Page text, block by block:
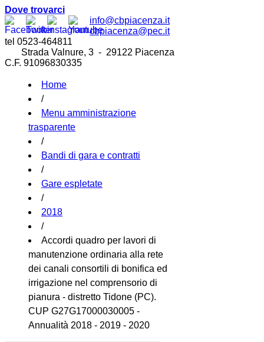
Dove trovarci
info@cbpiacenza.it
cbpiacenza@pec.it
tel 0523-464811
Strada Valnure, 3 - 29122 Piacenza
C.F. 91096830335
Home
/
Menu amministrazione
trasparente
/
Bandi di gara e contratti
/
Gare espletate
/
2018
/
Accordi quadro per lavori di
manutenzione ordinaria alla rete
dei canali consortili di bonifica ed
irrigazione nel comprensorio di
pianura - distretto Tidone (PC).
CUP G27G17000030005 -
Annualità 2018 - 2019 - 2020